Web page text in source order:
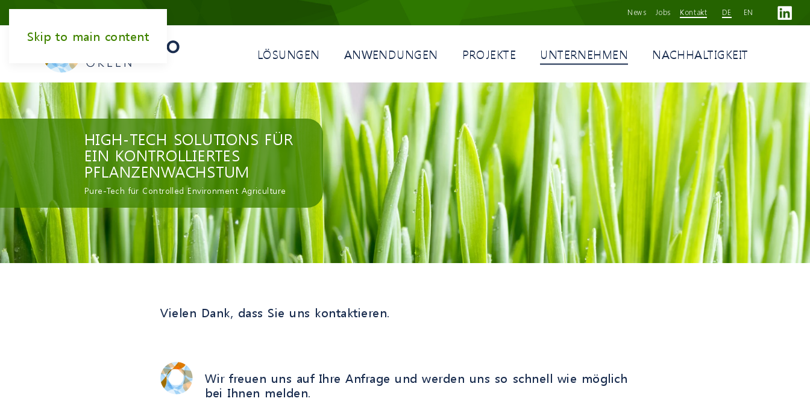
Skip to main content
News Jobs Kontakt DE EN
LÖSUNGEN ANWENDUNGEN PROJEKTE UNTERNEHMEN NACHHALTIGKEIT
HIGH-TECH SOLUTIONS FÜR
EIN KONTROLLIERTES
PFLANZENWACHSTUM
Pure-Tech für Controlled Environment Agriculture
Vielen Dank, dass Sie uns kontaktieren.
Wir freuen uns auf Ihre Anfrage und werden uns so schnell wie möglich
bei Ihnen melden.